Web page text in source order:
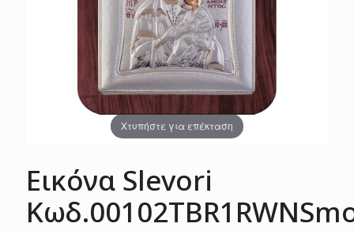
Χτυπήστε για επέκταση
Εικόνα Slevori